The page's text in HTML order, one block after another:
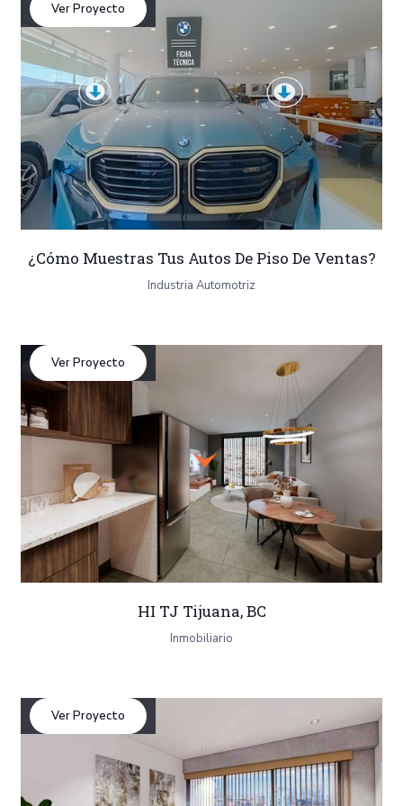
Ver Proyecto
¿Cómo Muestras Tus Autos De Piso De Ventas?
Industria Automotriz
Ver Proyecto
HI TJ Tijuana, BC
Inmobiliario
Ver Proyecto